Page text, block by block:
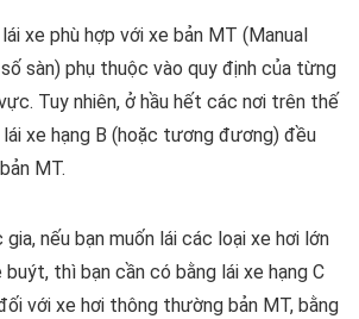
xe phù hợp với xe bản MT (Manual
sàn) phụ thuộc vào quy định của từng
Tuy nhiên, ở hầu hết các nơi trên thế
xe hạng B (hoặc tương đương) đều
MT.
nếu bạn muốn lái các loại xe hơi lớn
buýt, thì bạn cần có bằng lái xe hạng C
với xe hơi thông thường bản MT, bằng